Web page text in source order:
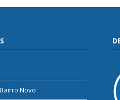
Novo